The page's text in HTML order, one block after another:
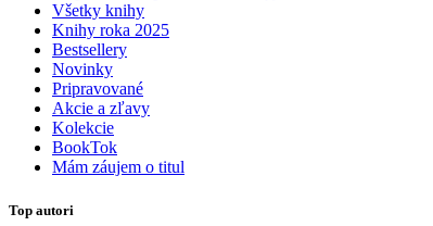
Všetky knihy
Knihy roka 2025
Bestsellery
Novinky
Pripravované
Akcie a zľavy
Kolekcie
BookTok
Mám záujem o titul
Top autori